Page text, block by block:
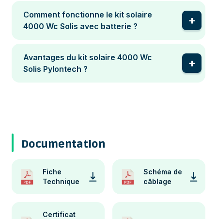
Comment fonctionne le kit solaire
4000 Wc Solis avec batterie ?
Avantages du kit solaire 4000 Wc
Solis Pylontech ?
Documentation
Fiche
Technique
Schéma de
câblage
Certificat